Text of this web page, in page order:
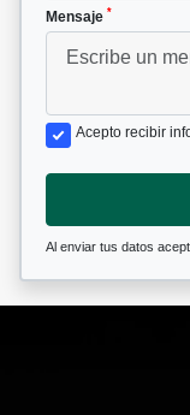
Mensaje *
Acepto recibir
Al enviar tus datos